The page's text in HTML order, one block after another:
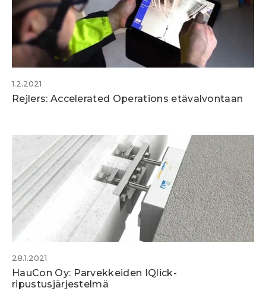
1.2.2021
Rejlers: Accelerated Operations etävalvontaan
28.1.2021
HauCon Oy: Parvekkeiden IQlick-
ripustusjärjestelmä